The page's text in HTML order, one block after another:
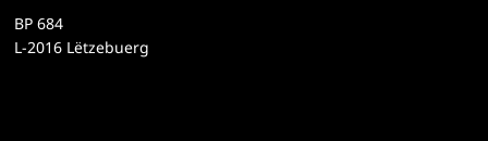
BP 684
L-2016 Lëtzebuerg